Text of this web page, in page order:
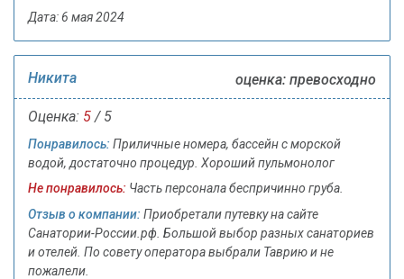
Дата: 6 мая 2024
Никита оценка: превосходно
Оценка: 5 / 5
Понравилось: Приличные номера, бассейн с морской
водой, достаточно процедур. Хороший пульмонолог
Не понравилось: Часть персонала беспричинно груба.
Отзыв о компании: Приобретали путевку на сайте
Санатории-России.рф. Большой выбор разных санаториев
и отелей. По совету оператора выбрали Таврию и не
пожалели.